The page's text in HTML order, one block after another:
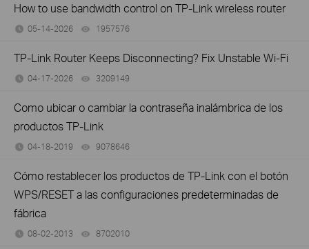
How to use bandwidth control on TP-Link wireless router
05-14-2026 1957576
TP-Link Router Keeps Disconnecting? Fix Unstable Wi-Fi
04-17-2026 3209149
Como ubicar o cambiar la contraseña inalámbrica de los
productos TP-Link
04-18-2019 9078646
Cómo restablecer los productos de TP-Link con el botón
WPS/RESET a las configuraciones predeterminadas de
fábrica
08-02-2013 8702010